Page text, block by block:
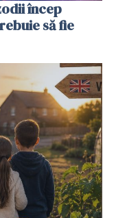
încep
să fie